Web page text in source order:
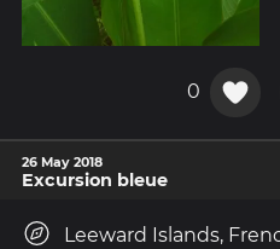
0
26 May 2018
Excursion bleue
Leeward Islands,